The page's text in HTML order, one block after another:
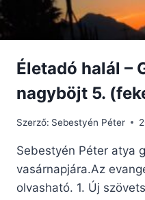
Életadó halál –
nagyböjt 5.
Szerző: Sebestyén Péter
Sebestyén Péter atya
vasárnapjára.Az
olvasható. 1. Új